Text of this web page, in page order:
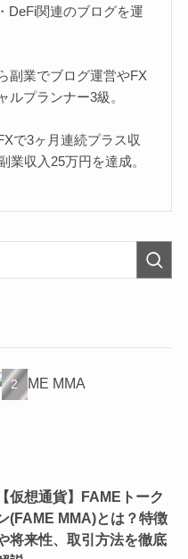
DeFi関連のブログを運
副業でブログ運営やFX
ルプランナー3級。
で3ヶ月連続プラス収
収入25万円を達成。
【仮想通貨】FAMEトーク
(FAME MMA)とは？特徴
将来性、取引方法を徹底